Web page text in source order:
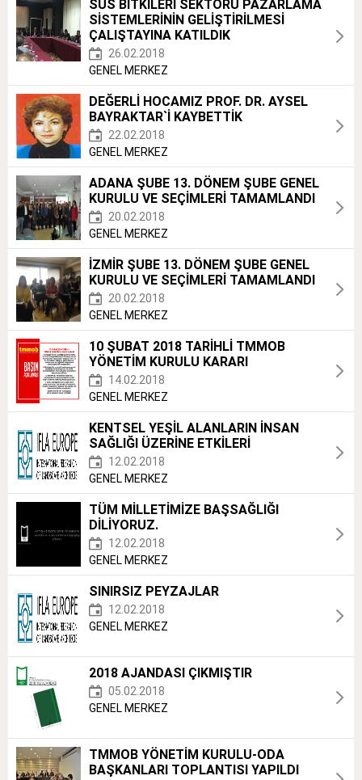
SÜS BİTKİLERİ SEKTÖRÜ PAZARLAMA
SİSTEMLERİNİN GELİŞTİRİLMESİ
ÇALIŞTAYINA KATILDIK
26.02.2018
GENEL MERKEZ
DEĞERLİ HOCAMIZ PROF. DR. AYSEL
BAYRAKTAR`İ KAYBETTİK
22.02.2018
GENEL MERKEZ
ADANA ŞUBE 13. DÖNEM ŞUBE GENEL
KURULU VE SEÇİMLERİ TAMAMLANDI
20.02.2018
GENEL MERKEZ
İZMİR ŞUBE 13. DÖNEM ŞUBE GENEL
KURULU VE SEÇİMLERİ TAMAMLANDI
20.02.2018
GENEL MERKEZ
10 ŞUBAT 2018 TARİHLİ TMMOB
YÖNETİM KURULU KARARI
14.02.2018
GENEL MERKEZ
KENTSEL YEŞİL ALANLARIN İNSAN
SAĞLIĞI ÜZERİNE ETKİLERİ
12.02.2018
GENEL MERKEZ
TÜM MİLLETİMİZE BAŞSAĞLIĞI
DİLİYORUZ.
12.02.2018
GENEL MERKEZ
SINIRSIZ PEYZAJLAR
12.02.2018
GENEL MERKEZ
2018 AJANDASI ÇIKMIŞTIR
05.02.2018
GENEL MERKEZ
TMMOB YÖNETİM KURULU-ODA
BAŞKANLARI TOPLANTISI YAPILDI